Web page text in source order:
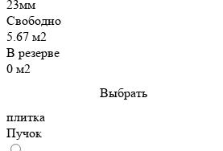
23мм
Свободно
5.67 м2
В резерве
0 м2
Выбрать
плитка
Пучок